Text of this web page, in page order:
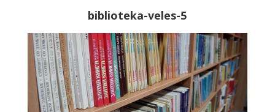
biblioteka-veles-5